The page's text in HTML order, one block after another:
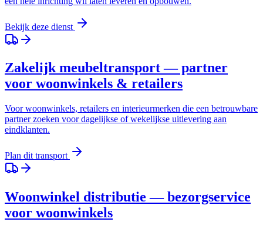
Bekijk deze dienst
Zakelijk meubeltransport — partner
voor woonwinkels & retailers
Voor woonwinkels, retailers en interieurmerken die een betrouwbare
partner zoeken voor dagelijkse of wekelijkse uitlevering aan
eindklanten.
Plan dit transport
Woonwinkel distributie — bezorgservice
voor woonwinkels